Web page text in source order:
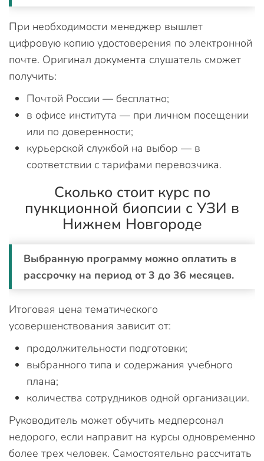
При необходимости менеджер вышлет
цифровую копию удостоверения по электронной
почте. Оригинал документа слушатель сможет
получить:
Почтой России — бесплатно;
в офисе института — при личном посещении
или по доверенности;
курьерской службой на выбор — в
соответствии с тарифами перевозчика.
Сколько стоит курс по
пункционной биопсии с УЗИ в
Нижнем Новгороде
Выбранную программу можно оплатить в
рассрочку на период от 3 до 36 месяцев.
Итоговая цена тематического
усовершенствования зависит от:
продолжительности подготовки;
выбранного типа и содержания учебного
плана;
количества сотрудников одной организации.
Руководитель может обучить медперсонал
недорого, если направит на курсы одновременно
более трех человек. Самостоятельно рассчитать